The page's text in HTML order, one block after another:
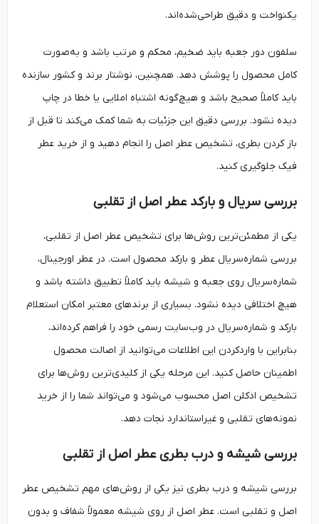
یکنواخت و دقیق طراحی‌شده‌اند.
سلفون دور جعبه باید ضخیم، محکم و مرتب باشد و به‌صورت
کامل محصول را پوشش دهد. همچنین، نوشتار برند و کشور سازنده
باید کاملاً صحیح باشد و هیچ‌گونه اشتباه املایی یا خطا در چاپ
دیده نشود. بررسی دقیق این جزئیات به شما کمک می‌کند تا قبل از
باز کردن بطری، تشخیص عطر اصل را انجام دهید و از خرید عطر
فیک جلوگیری کنید.
بررسی سریال و بارکد عطر اصل از تقلبی
یکی از مطمئن‌ترین روش‌ها برای تشخیص عطر اصل از تقلبی،
بررسی شماره‌سریال عطر و بارکد محصول است. در عطر اورجینال،
شماره‌سریال روی جعبه و شیشه باید کاملاً تطبیق داشته باشد و
هیچ اختلافی دیده نشود. بسیاری از برندهای معتبر امکان استعلام
بارکد و شماره‌سریال در وب‌سایت رسمی خود را فراهم کرده‌اند،
بنابراین با واردکردن این اطلاعات می‌توانید از اصالت محصول
اطمینان حاصل کنید. این مرحله یکی از کلیدی‌ترین روش‌ها برای
تشخیص ادکلن اصل محسوب می‌شود و می‌تواند شما را از خرید
نمونه‌های تقلبی و غیراستاندارد نجات دهد.
بررسی شیشه و درب بطری عطر اصل از تقلبی
بررسی شیشه و درب بطری نیز یکی از روش‌های مهم تشخیص عطر
اصل و تقلبی است. عطر اصل از روی شیشه معمولاً شفاف و بدون